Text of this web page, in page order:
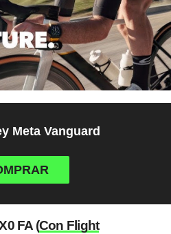
Meta Vanguard
FA (Con Flight